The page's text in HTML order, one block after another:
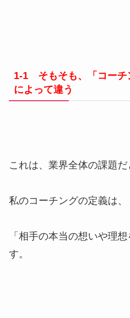
1-1 そもそも、「コーチ
によって違う
これは、業界全体の課題
私のコーチングの定義は、
「相手の本当の想いや理
す。